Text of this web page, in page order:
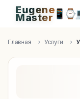
Apple
Eugene
Master📱 ⌚
Главная Услуги